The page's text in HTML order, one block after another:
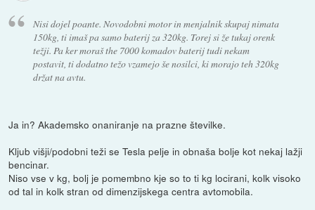
Nisi dojel poante. Novodobni motor in menjalnik skupaj nimata
150kg, ti imaš pa samo baterij za 320kg. Torej si že tukaj orenk
težji. Pa ker moraš the 7000 komadov baterij tudi nekam
postavit, ti dodatno težo vzamejo še nosilci, ki morajo teh 320kg
držat na avtu.
Ja in? Akademsko onaniranje na prazne številke.
Kljub višji/podobni teži se Tesla pelje in obnaša bolje kot nekaj lažji
bencinar.
Niso vse v kg, bolj je pomembno kje so to ti kg locirani, kolk visoko
od tal in kolk stran od dimenzijskega centra avtomobila.